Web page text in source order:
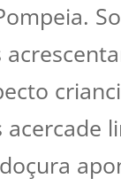
acercade